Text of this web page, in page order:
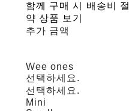
함께 구매 시 배송비 절
약 상품 보기
추가 금액
Wee ones
선택하세요.
선택하세요.
Mini